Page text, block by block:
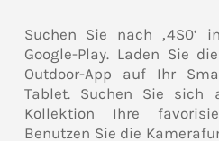
Suchen Sie nach ‚4S0‘
Google-Play. Laden Sie
Outdoor-App auf Ihr
Tablet. Suchen Sie sich
Kollektion Ihre
Benutzen Sie die